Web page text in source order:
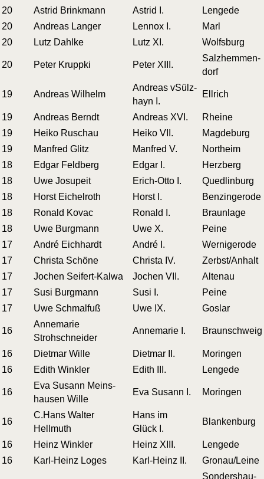
20 Astrid Brinkmann Astrid I.
Len­ge­de
20
Andre­as Langer Lenn­ox I.
Marl
20
Lutz Dahlke Lutz XI. Wolfs­burg
20 Peter Kruppki Peter XIII.
Salz­hem­men­
dorf
19 Andre­as Wilhelm
Andre­as vSülz­
hayn I.
Ell­rich
19 Andre­as Berndt Andre­as XVI.
Rhei­ne
19
Hei­ko Ruschau Hei­ko VII.
Mag­de­burg
19
Man­fred Glitz Man­fred V.
Nort­heim
18
Edgar Feldberg Edgar I.
Herz­berg
18
Uwe Josupeit Erich-Otto I.
Qued­lin­burg
18
Horst Eichelroth Horst I.
Ben­zin­ge­ro­de
18
Ronald Kovac Ronald I.
Braun­la­ge
18
Uwe Burgmann Uwe X.
Pei­ne
17
André Eichhardt André I.
Wer­ni­ge­ro­de
17
Chris­ta Schöne Chris­ta IV.
Zerbst/Anhalt
17
Jochen Seifert-Kalwa Jochen VII.
Alten­au
17
Susi Burgmann Susi I.
Pei­ne
17
Uwe Schmalfuß Uwe IX. Gos­lar
16
Anne­ma­rie
Strohschneider
Anne­ma­rie I. Braun­schweig
16 Diet­mar Wille Diet­mar II.
Mor­in­gen
16
Edith Winkler Edith III. Len­ge­de
16
Eva Susann Meins­
hau­sen Wille
Eva Susann I. Mor­in­gen
16
C.Hans Wal­ter
Hellmuth
Hans im
Glück I.
Blan­ken­burg
16 Heinz Winkler Heinz XIII.
Len­ge­de
16
Karl-Heinz Loges Karl-Heinz II. Gronau/Leine
Son­ders­hau­